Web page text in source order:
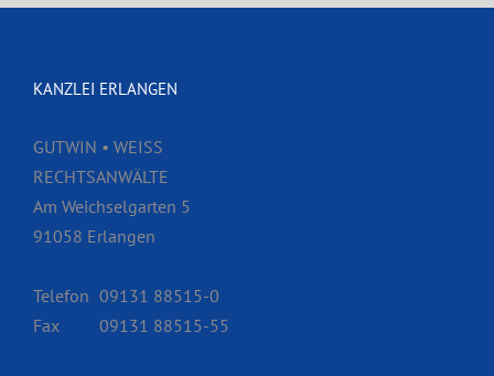
KANZLEI ERLANGEN
GUTWIN • WEISS
RECHTSANWÄLTE
Am Weichselgarten 5
91058 Erlangen
Telefon 09131 88515-0
Fax
09131 88515-55